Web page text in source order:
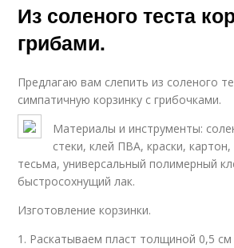
Из соленого теста
грибами.
Предлагаю вам слепить из соленого
симпатичную корзинку с грибочками.
Материалы и инструменты:
стеки, клей ПВА, краски,
тесьма, универсальный полимерный
быстросохнущий лак.
Изготовление корзинки.
1. Раскатываем пласт толщиной 0,5